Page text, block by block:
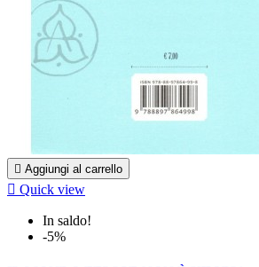
 Aggiungi al carrello
 Quick view
In saldo!
-5%